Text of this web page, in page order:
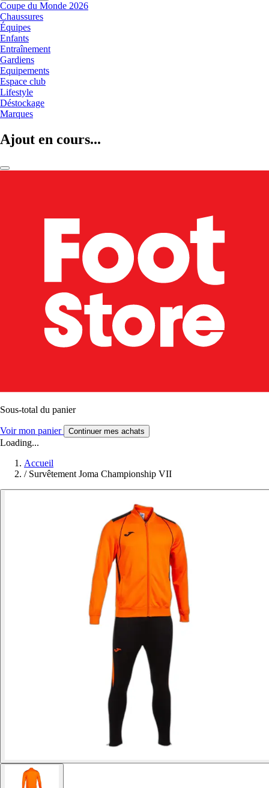
Coupe du Monde 2026
Chaussures
Équipes
Enfants
Entraînement
Gardiens
Equipements
Espace club
Lifestyle
Déstockage
Marques
Ajout en cours...
Sous-total du panier
Voir mon panier Continuer mes achats
Loading...
Accueil
/ Survêtement Joma Championship VII